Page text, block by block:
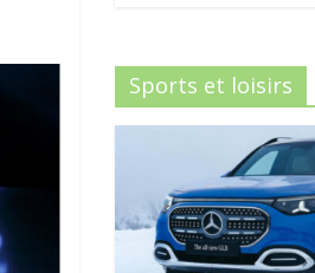
Sports et loisirs